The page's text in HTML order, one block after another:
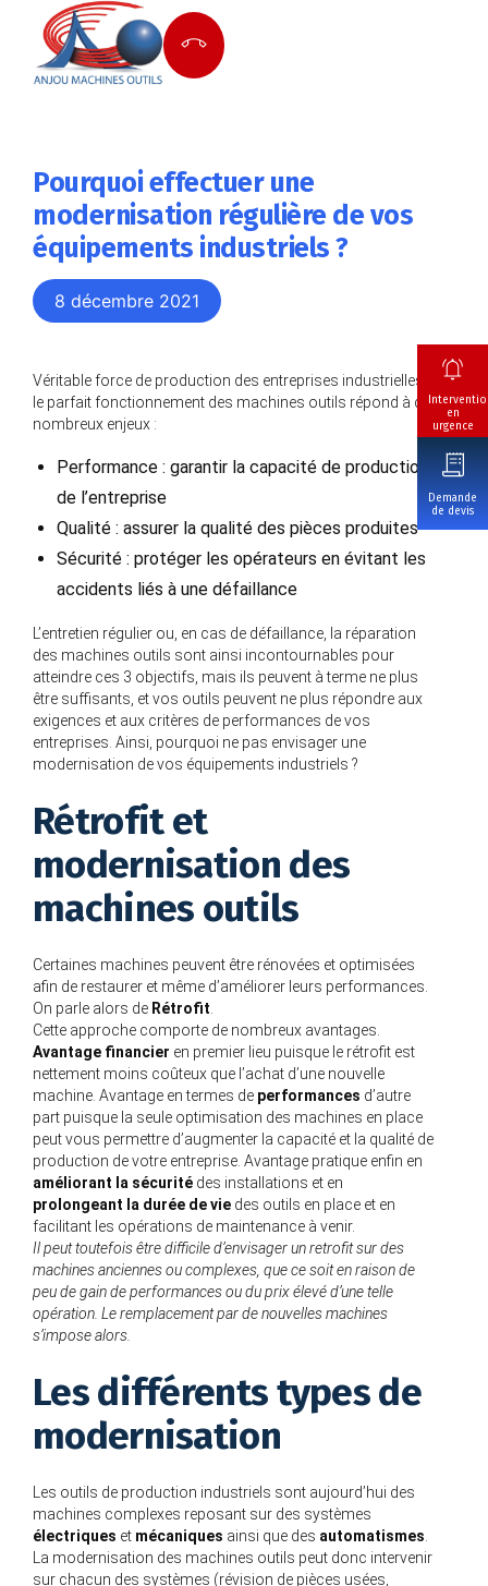
en
urgence
Demande
de devis
Pourquoi effectuer une
modernisation régulière de vos
équipements industriels ?
8 décembre 2021
Véritable force de production des entreprises industrielles,
le parfait fonctionnement des machines outils répond à de
nombreux enjeux :
Performance : garantir la capacité de production
de l’entreprise
Qualité : assurer la qualité des pièces produites
Sécurité : protéger les opérateurs en évitant les
accidents liés à une défaillance
L’entretien régulier ou, en cas de défaillance, la réparation
des machines outils sont ainsi incontournables pour
atteindre ces 3 objectifs, mais ils peuvent à terme ne plus
être suffisants, et vos outils peuvent ne plus répondre aux
exigences et aux critères de performances de vos
entreprises. Ainsi, pourquoi ne pas envisager une
modernisation de vos équipements industriels ?
Rétrofit et
modernisation des
machines outils
Certaines machines peuvent être rénovées et optimisées
afin de restaurer et même d’améliorer leurs performances.
On parle alors de Rétrofit
Cette approche comporte de nombreux avantages.
Avantage financier en premier lieu puisque le rétrofit est
nettement moins coûteux que l’achat d’une nouvelle
machine. Avantage en termes de performances d’autre
part puisque la seule optimisation des machines en place
peut vous permettre d’augmenter la capacité et la qualité de
production de votre entreprise. Avantage pratique enfin en
améliorant la sécurité des installations et en
prolongeant la durée de vie des outils en place et en
facilitant les opérations de maintenance à venir.
Il peut toutefois être difficile d’envisager un retrofit sur des
machines anciennes ou complexes, que ce soit en raison de
peu de gain de performances ou du prix élevé d’une telle
opération. Le remplacement par de nouvelles machines
s’impose alors.
Les différents types de
modernisation
Les outils de production industriels sont aujourd’hui des
machines complexes reposant sur des systèmes
électriques et mécaniques ainsi que des automatismes
La modernisation des machines outils peut donc intervenir
sur chacun des systèmes (révision de pièces usées,